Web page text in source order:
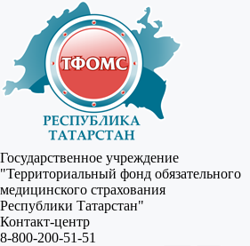
Государственное учреждение
"Территориальный фонд обязательного
медицинского страхования
Республики Татарстан"
Контакт-центр
8-800-200-51-51